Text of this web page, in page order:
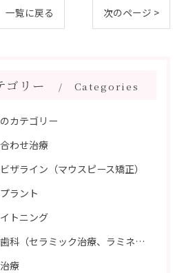
一覧に戻る 次のページ >
ゴリー Categories
カテゴリー
わせ治療
ザライン（マウスピース矯正）
ラント
トニング
セラミック治療、ラミネートべニア、ダイレクトボンディング）
療